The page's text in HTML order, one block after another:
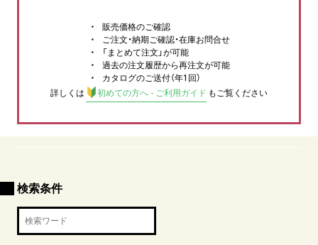
販売価格のご確認
ご注文・納期ご確認・在庫お問合せ
「まとめて注文」が可能
過去の注文履歴から再注文が可能
カタログのご送付（年1回）
詳しくは
初めての方へ - ご利用ガイド もご覧ください
検索条件